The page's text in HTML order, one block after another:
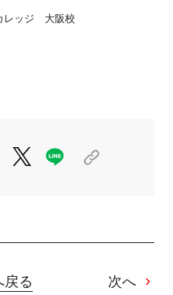
レッジ 大阪校
戻る 次へ